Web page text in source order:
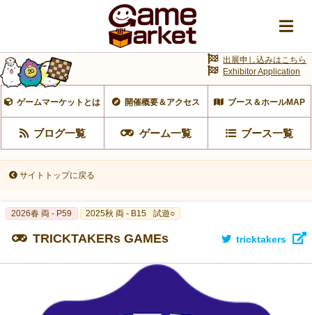
ゲームマーケットとは 開催概要＆アクセス ブース＆ホールMAP
ブログ一覧 ゲーム一覧 ブース一覧
出展申し込みはこちら
Exhibitor Application
サイトトップに戻る
2026春 両 - P59 2025秋 両 - B15 試遊○
TRICKTAKERs GAMEs tricktakers